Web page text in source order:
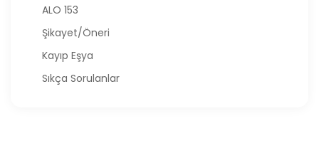
ALO 153
Şikayet/Öneri
Kayıp Eşya
Sıkça Sorulanlar